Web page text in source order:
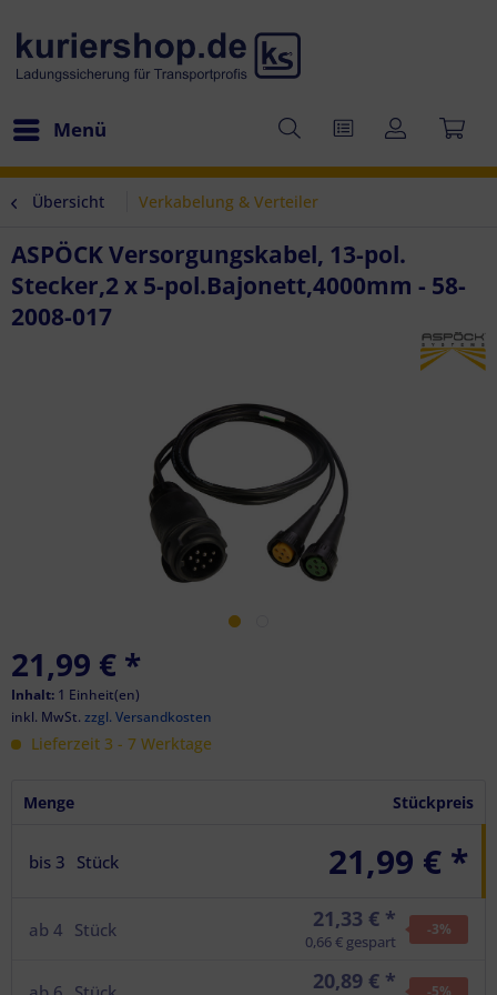
Menü
Übersicht Verkabelung & Verteiler
ASPÖCK Versorgungskabel, 13-pol.
Stecker,2 x 5-pol.Bajonett,4000mm - 58-
2008-017
21,99 € *
Inhalt: 1 Einheit(en)
inkl. MwSt. zzgl. Versandkosten
Lieferzeit 3 - 7 Werktage
Menge Stückpreis
bis 3 Stück 21,99 € *
ab 4 Stück 21,33 € *
0,66 € gespart
-3%
20,89 € * -5%